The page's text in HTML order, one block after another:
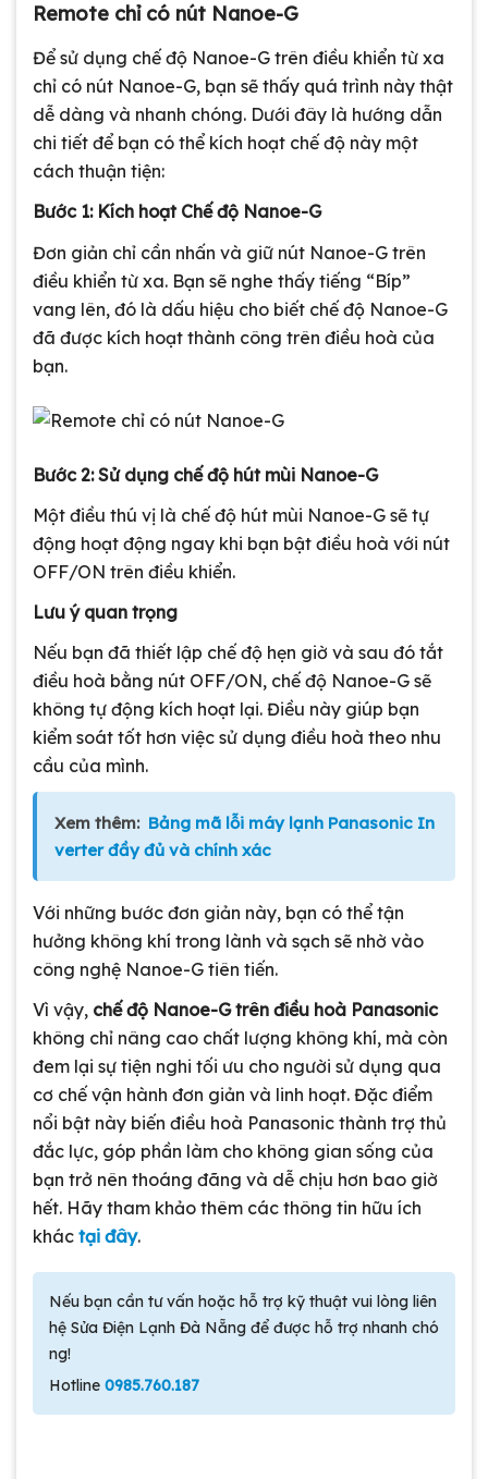
Remote chỉ có nút Nanoe-G
Để sử dụng chế độ Nanoe-G trên điều khiển từ xa
chỉ có nút Nanoe-G, bạn sẽ thấy quá trình này thật
dễ dàng và nhanh chóng. Dưới đây là hướng dẫn
chi tiết để bạn có thể kích hoạt chế độ này một
cách thuận tiện:
Bước 1: Kích hoạt Chế độ Nanoe-G
Đơn giản chỉ cần nhấn và giữ nút Nanoe-G trên
điều khiển từ xa. Bạn sẽ nghe thấy tiếng “Bíp”
vang lên, đó là dấu hiệu cho biết chế độ Nanoe-G
đã được kích hoạt thành công trên điều hoà của
bạn.
Bước 2: Sử dụng chế độ hút mùi Nanoe-G
Một điều thú vị là chế độ hút mùi Nanoe-G sẽ tự
động hoạt động ngay khi bạn bật điều hoà với nút
OFF/ON trên điều khiển.
Lưu ý quan trọng
Nếu bạn đã thiết lập chế độ hẹn giờ và sau đó tắt
điều hoà bằng nút OFF/ON, chế độ Nanoe-G sẽ
không tự động kích hoạt lại. Điều này giúp bạn
kiểm soát tốt hơn việc sử dụng điều hoà theo nhu
cầu của mình.
Xem thêm: Bảng mã lỗi máy lạnh Panasonic In
verter đầy đủ và chính xác
Với những bước đơn giản này, bạn có thể tận
hưởng không khí trong lành và sạch sẽ nhờ vào
công nghệ Nanoe-G tiên tiến.
Vì vậy, chế độ Nanoe-G trên điều hoà Panasonic
không chỉ nâng cao chất lượng không khí, mà còn
đem lại sự tiện nghi tối ưu cho người sử dụng qua
cơ chế vận hành đơn giản và linh hoạt. Đặc điểm
nổi bật này biến điều hoà Panasonic thành trợ thủ
đắc lực, góp phần làm cho không gian sống của
bạn trở nên thoáng đãng và dễ chịu hơn bao giờ
hết. Hãy tham khảo thêm các thông tin hữu ích
khác tại đây.
Nếu bạn cần tư vấn hoặc hỗ trợ kỹ thuật vui lòng liên
hệ Sửa Điện Lạnh Đà Nẵng để được hỗ trợ nhanh chó
ng!
Hotline 0985.760.187